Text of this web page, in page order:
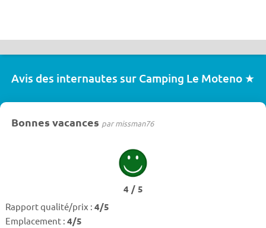
Avis des internautes sur Camping Le Moteno ★
Bonnes vacances par missman76
4 / 5
Rapport qualité/prix : 4/5
Emplacement : 4/5